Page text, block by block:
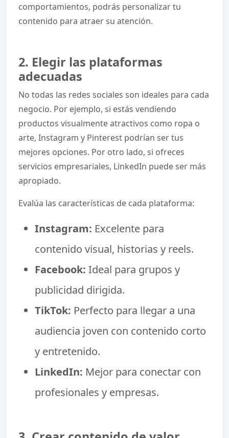
comportamientos, podrás personalizar tu
contenido para atraer su atención.
2. Elegir las plataformas
adecuadas
No todas las redes sociales son ideales para cada
negocio. Por ejemplo, si estás vendiendo
productos visualmente atractivos como ropa o
arte, Instagram y Pinterest podrían ser tus
mejores opciones. Por otro lado, si ofreces
servicios empresariales, LinkedIn puede ser más
apropiado.
Evalúa las características de cada plataforma:
Instagram: Excelente para
contenido visual, historias y reels.
Facebook: Ideal para grupos y
publicidad dirigida.
TikTok: Perfecto para llegar a una
audiencia joven con contenido corto
y entretenido.
LinkedIn: Mejor para conectar con
profesionales y empresas.